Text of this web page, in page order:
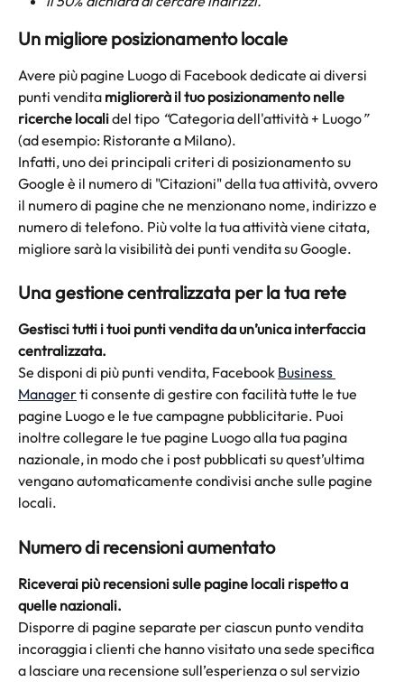
Un migliore posizionamento locale
Avere più pagine Luogo di Facebook dedicate ai diversi
punti vendita migliorerà il tuo posizionamento nelle
ricerche locali del tipo “Categoria dell'attività + Luogo”
(ad esempio: Ristorante a Milano).
Infatti, uno dei principali criteri di posizionamento su
Google è il numero di "Citazioni" della tua attività, ovvero
il numero di pagine che ne menzionano nome, indirizzo e
numero di telefono. Più volte la tua attività viene citata,
migliore sarà la visibilità dei punti vendita su Google.
Una gestione centralizzata per la tua rete
Gestiscitutti i tuoi punti vendita da un’unica interfaccia
centralizzata.
Se disponi di più punti vendita, Facebook Business
Manager ti consente di gestire con facilità tutte le tue
pagine Luogo e le tue campagne pubblicitarie. Puoi
inoltre collegare le tue pagine Luogo alla tua pagina
nazionale, in modo che i post pubblicati su quest’ultima
vengano automaticamente condivisi anche sulle pagine
locali.
Numero di recensioni aumentato
Riceverai più recensioni sulle pagine locali rispetto a
quelle nazionali.
Disporre di pagine separate per ciascun punto vendita
incoraggia i clienti che hanno visitato una sede specifica
a lasciare una recensione sull’esperienza o sul servizio